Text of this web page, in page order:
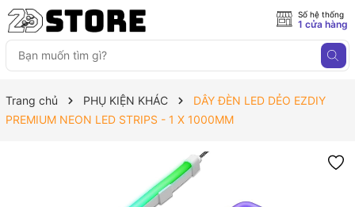
Số hệ thống
1 cửa hàng
Trang chủ PHỤ KIỆN KHÁC
DÂY ĐÈN LED DẺO EZDIY
PREMIUM NEON LED STRIPS - 1 X 1000MM